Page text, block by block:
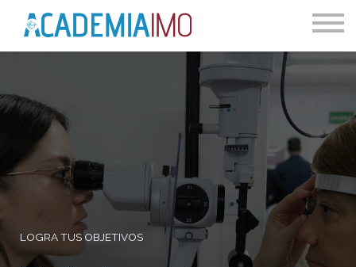
Blog
LOGRA TUS OBJETIVOS